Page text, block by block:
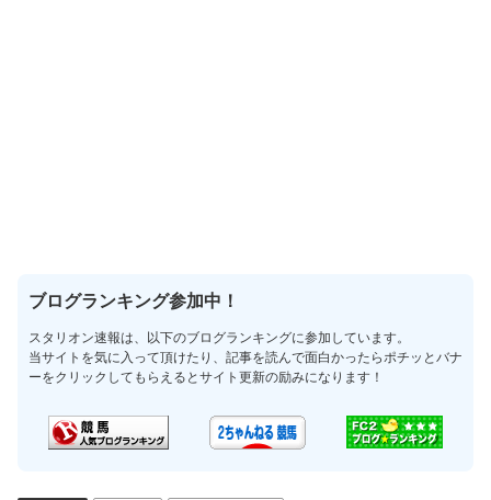
ブログランキング参加中！
スタリオン速報は、以下のブログランキングに参加しています。
当サイトを気に入って頂けたり、記事を読んで面白かったらポチッとバナ
ーをクリックしてもらえるとサイト更新の励みになります！